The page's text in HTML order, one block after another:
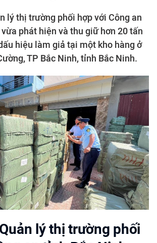
lý thị trường phối hợp với Công an
phát hiện và thu giữ hơn 20 tấn
hiệu làm giả tại một kho hàng ở
TP Bắc Ninh, tỉnh Bắc Ninh.
lý thị trường phối